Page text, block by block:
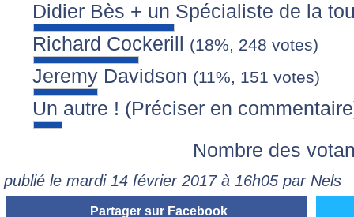
Didier Bès + un Spécialiste de la
Richard Cockerill (18%, 248 votes)
Jeremy Davidson (11%, 151 votes)
Un autre ! (Préciser en
Nombre des
publié le mardi 14 février 2017 à 16h05 par Nels
Partager sur Facebook